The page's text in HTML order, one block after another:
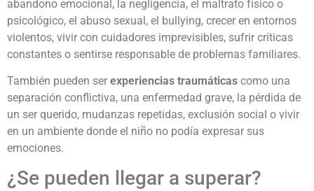
abandono emocional, la negligencia, el maltrato físico o
psicológico, el abuso sexual, el bullying, crecer en entornos
violentos, vivir con cuidadores imprevisibles, sufrir críticas
constantes o sentirse responsable de problemas familiares.
También pueden ser experiencias traumáticas como una
separación conflictiva, una enfermedad grave, la pérdida de
un ser querido, mudanzas repetidas, exclusión social o vivir
en un ambiente donde el niño no podía expresar sus
emociones.
¿Se pueden llegar a superar?